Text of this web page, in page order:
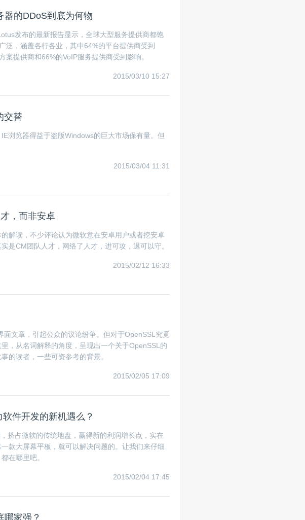
器的DDoS到底为何物
发布的最新报告显示，全球大型服务提供商都饱
泛，涵盖各行各业，其中64%的平台提供商受到
案提供商和66%的VoIP服务提供商受到影响。
2015/03/10 15:27
交替
浏览器得益于盗版Windows的巨大市场保有量。但
2015/03/04 11:31
，而非安卓
解读，不少评论认为微软意在安卓用户或者挖安卓
是CM团队人才，网络了人才，进可攻，退可以守。
2015/02/12 16:33
文章，引起公众的议论纷争。但对于OpenSSL究竟
，从名词解释的角度，呈现出一个关于OpenSSL的
的读者，一些可资参考的背景。
2015/02/05 17:09
件开发的新机遇么？
挤占微软的传统地盘，赢得新的利润增长点，实在
款大屏幕平板，就可以解决问题的。让我们来仔细
在哪里吧。
2015/02/04 17:45
哪家强？